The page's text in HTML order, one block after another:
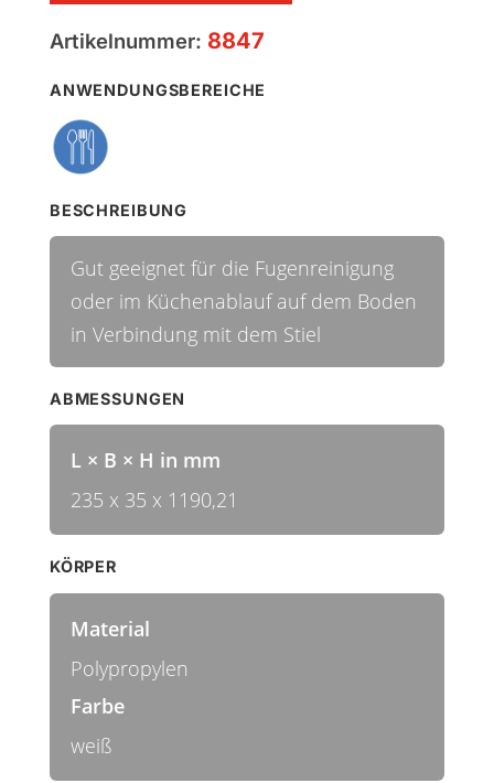
Artikelnummer: 8847
ANWENDUNGSBEREICHE
BESCHREIBUNG
Gut geeignet für die Fugenreinigung
oder im Küchenablauf auf dem Boden
in Verbindung mit dem Stiel
ABMESSUNGEN
L × B × H in mm
235 x 35 x 1190,21
KÖRPER
Material
Polypropylen
Farbe
weiß